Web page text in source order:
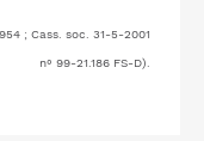
; Cass. soc. 31-5-2001
n° 99-21.186 FS-D).